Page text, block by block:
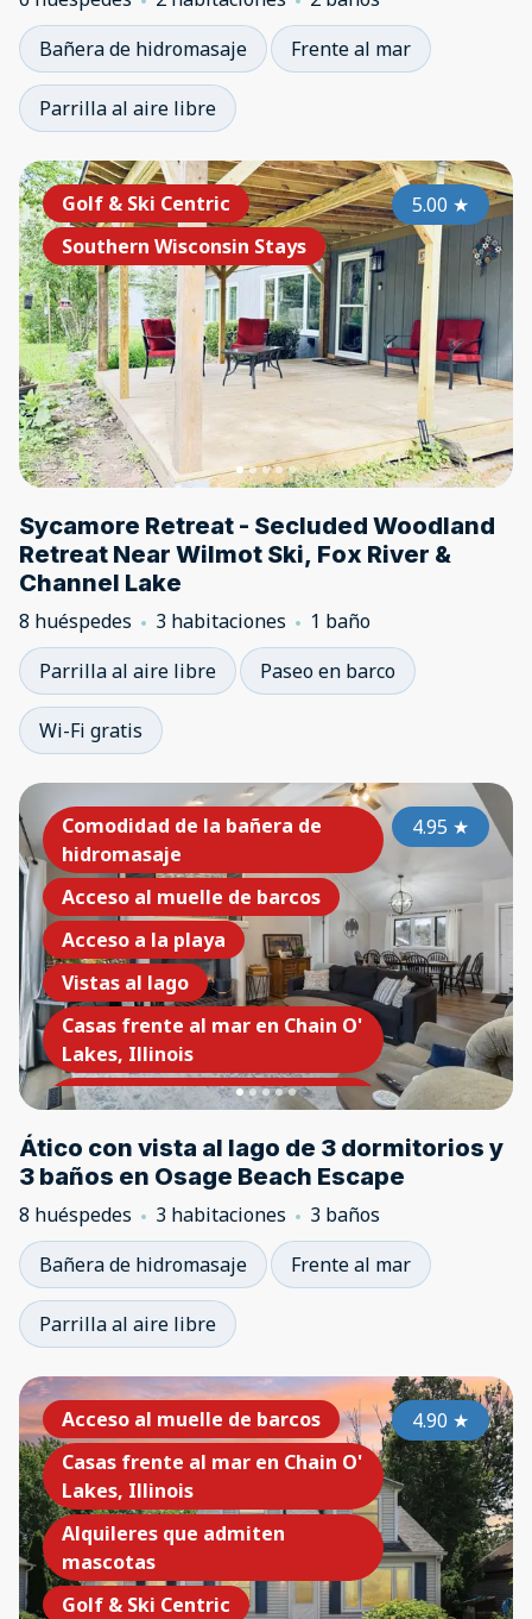
Bañera de hidromasaje
Frente al mar
Parrilla al aire libre
Golf & Ski Centric
Southern Wisconsin Stays
5.00 ★
Sycamore Retreat - Secluded Woodland
Retreat Near Wilmot Ski, Fox River &
Channel Lake
8 huéspedes 3 habitaciones
1 baño
Parrilla al aire libre
Paseo en barco
Wi-Fi gratis
Comodidad de la bañera de
hidromasaje
Acceso al muelle de barcos
Acceso a la playa
Vistas al lago
Casas frente al mar en Chain O'
Lakes, Illinois
Casas en el lago de los Ozarks,
Luxury Lake Home Portfolio
Swimming Pool
4.95 ★
Ático con vista al lago de 3 dormitorios y
3 baños en Osage Beach Escape
8 huéspedes 3 habitaciones
3 baños
Bañera de hidromasaje
Frente al mar
Parrilla al aire libre
Acceso al muelle de barcos
Casas frente al mar en Chain O'
Lakes, Illinois
Alquileres que admiten
mascotas
Golf & Ski Centric
4.90 ★